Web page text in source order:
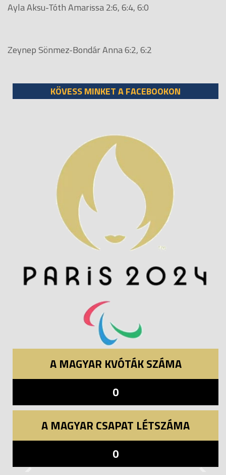
Ayla Aksu-Tóth Amarissa 2:6, 6:4, 6:0
Zeynep Sönmez-Bondár Anna 6:2, 6:2
KÖVESS MINKET A FACEBOOKON
A MAGYAR KVÓTÁK SZÁMA
0
A MAGYAR CSAPAT LÉTSZÁMA
0